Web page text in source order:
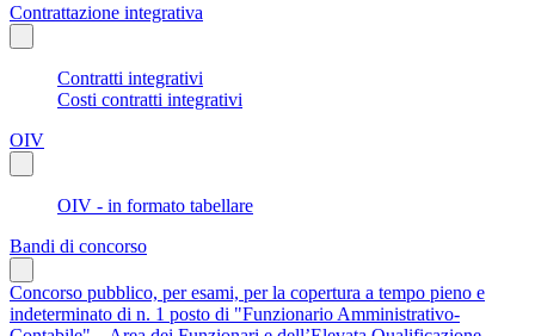
Contrattazione integrativa
Contratti integrativi
Costi contratti integrativi
OIV
OIV - in formato tabellare
Bandi di concorso
Concorso pubblico, per esami, per la copertura a tempo pieno e
indeterminato di n. 1 posto di "Funzionario Amministrativo-